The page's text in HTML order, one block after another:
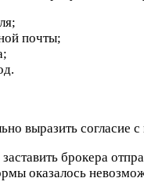
почты;
выразить
брокера
оказалось